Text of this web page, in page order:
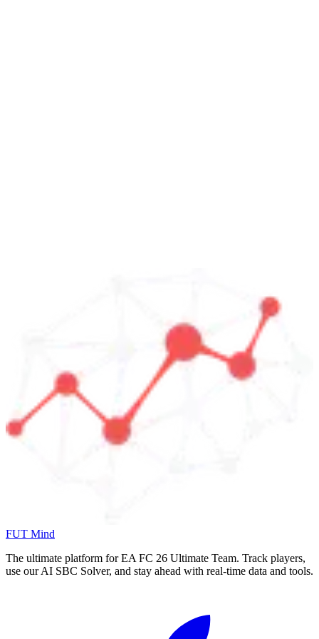
FUT Mind
The ultimate platform for EA FC 26 Ultimate Team. Track players,
use our AI SBC Solver, and stay ahead with real-time data and tools.